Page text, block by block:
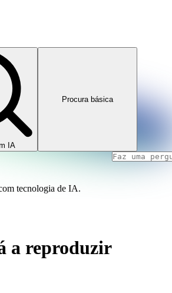
IA
Procura básica
tecnologia de IA.
a reproduzir